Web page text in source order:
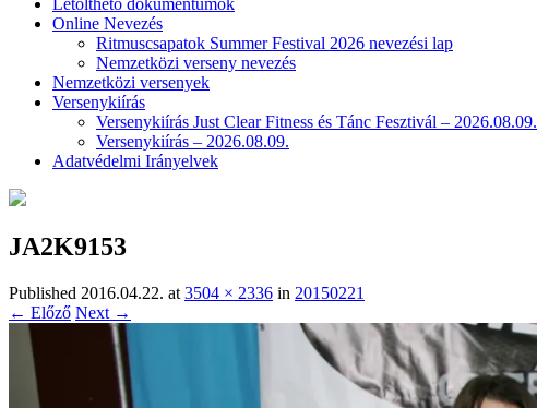
Online Nevezés
Ritmuscsapatok Summer Festival 2026 nevezési lap
Nemzetközi verseny nevezés
Nemzetközi versenyek
Versenykiírás
Versenykiírás Just Clear Fitness és Tánc Fesztivál – 2026.08.09.
Versenykiírás – 2026.08.09.
Adatvédelmi Irányelvek
JA2K9153
Published 2016.04.22. at 3504 × 2336 in 20150221
← Előző Next →